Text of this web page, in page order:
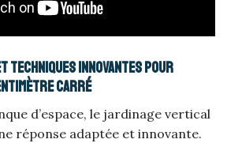
innovantes pour
carré
d’espace, le jardinage vertical
réponse adaptée et innovante.